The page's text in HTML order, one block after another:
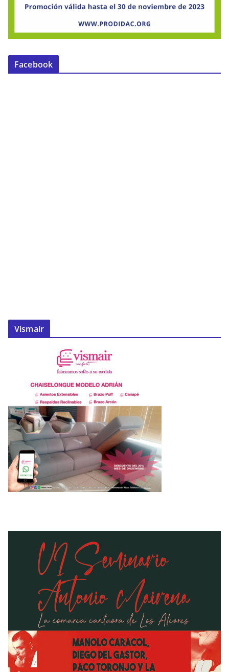
Facebook
Vismair